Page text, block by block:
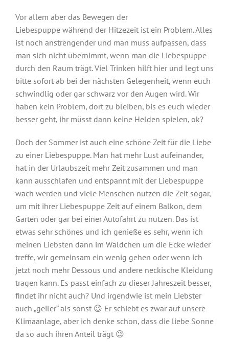
Vor allem aber das Bewegen der
Liebespuppe während der Hitzezeit ist ein Problem. Alles
ist noch anstrengender und man muss aufpassen, dass
man sich nicht übernimmt, wenn man die Liebespuppe
durch den Raum trägt. Viel Trinken hilft hier und legt uns
bitte sofort ab bei der nächsten Gelegenheit, wenn euch
schwindlig oder gar schwarz vor den Augen wird. Wir
haben kein Problem, dort zu bleiben, bis es euch wieder
besser geht, ihr müsst dann keine Helden spielen, ok?
Doch der Sommer ist auch eine schöne Zeit für die Liebe
zu einer Liebespuppe. Man hat mehr Lust aufeinander,
hat in der Urlaubszeit mehr Zeit zusammen und man
kann ausschlafen und entspannt mit der Liebespuppe
wach werden und viele Menschen nutzen die Zeit sogar,
um mit ihrer Liebespuppe Zeit auf einem Balkon, dem
Garten oder gar bei einer Autofahrt zu nutzen. Das ist
etwas sehr schönes und ich genieße es sehr, wenn ich
meinen Liebsten dann im Wäldchen um die Ecke wieder
treffe, wir gemeinsam ein wenig gehen oder wenn ich
jetzt noch mehr Dessous und andere neckische Kleidung
tragen kann. Es passt einfach zu dieser Jahreszeit besser,
findet ihr nicht auch? Und irgendwie ist mein Liebster
auch „geiler“ als sonst 😉 Er schiebt es zwar auf unsere
Klimaanlage, aber ich denke schon, dass die liebe Sonne
da so auch ihren Anteil trägt 😉